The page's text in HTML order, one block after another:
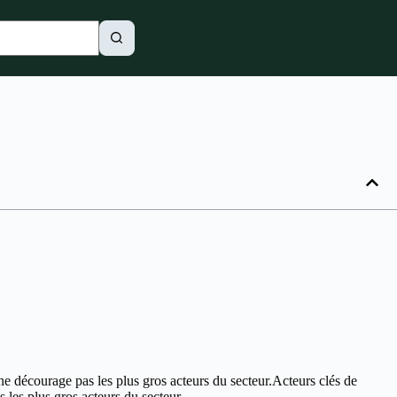
pas les plus gros acteurs du secteur.Acteurs clés de